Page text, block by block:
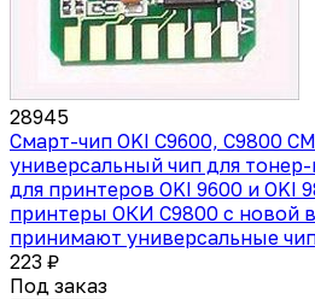
28945
Смарт-чип OKI C9600, C9800
универсальный чип для
для принтеров OKI 9600 и OKI
принтеры ОКИ С9800 с новой
принимают универсальные
223 ₽
Под заказ